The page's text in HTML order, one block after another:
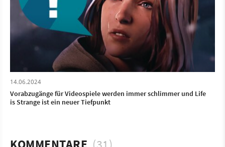
14.06.2024
Vorabzugänge für Videospiele werden immer schlimmer und Life
is Strange ist ein neuer Tiefpunkt